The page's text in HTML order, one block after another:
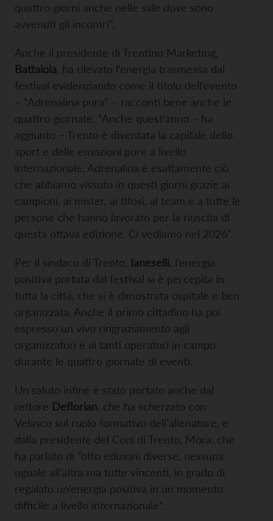
quattro giorni anche nelle sale dove sono
avvenuti gli incontri”.
Anche il presidente di Trentino Marketing,
Battaiola , ha rilevato l’energia trasmessa dal
festival evidenziando come il titolo dell’evento
– “Adrenalina pura” – racconti bene anche le
quattro giornate. “Anche quest’anno – ha
aggiunto – Trento è diventata la capitale dello
sport e delle emozioni pure a livello
internazionale. Adrenalina è esattamente ciò
che abbiamo vissuto in questi giorni grazie ai
campioni, ai mister, ai tifosi, al team e a tutte le
persone che hanno lavorato per la riuscita di
questa ottava edizione. Ci vediamo nel 2026”.
Per il sindaco di Trento, Ianeselli , l’energia
positiva portata dal festival si è percepita in
tutta la città, che si è dimostrata ospitale e ben
organizzata. Anche il primo cittadino ha poi
espresso un vivo ringraziamento agli
organizzatori e ai tanti operatori in campo
durante le quattro giornate di eventi.
Un saluto infine è stato portato anche dal
rettore Deflorian , che ha scherzato con
Velasco sul ruolo formativo dell’allenatore, e
dalla presidente del Coni di Trento, Mora, che
ha parlato di “otto edizioni diverse, nessuna
uguale all’altra ma tutte vincenti, in grado di
regalato un’energia positiva in un momento
difficile a livello internazionale”.